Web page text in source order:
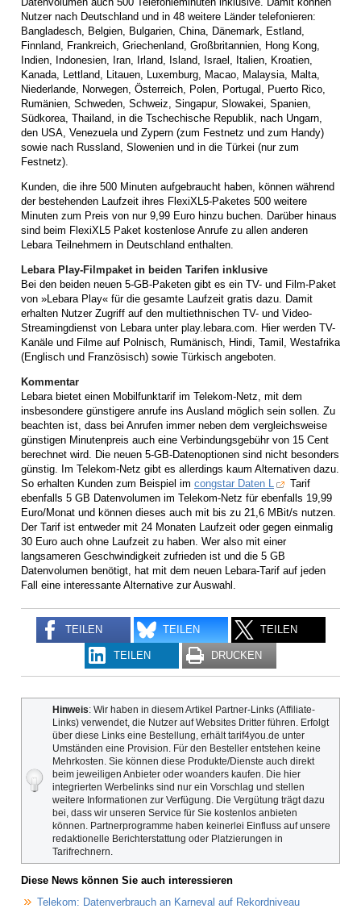
Nutzer nach Deutschland und in 48 weitere Länder telefonieren:
Bangladesch, Belgien, Bulgarien, China, Dänemark, Estland,
Finnland, Frankreich, Griechenland, Großbritannien, Hong Kong,
Indien, Indonesien, Iran, Irland, Island, Israel, Italien, Kroatien,
Kanada, Lettland, Litauen, Luxemburg, Macao, Malaysia, Malta,
Niederlande, Norwegen, Österreich, Polen, Portugal, Puerto Rico,
Rumänien, Schweden, Schweiz, Singapur, Slowakei, Spanien,
Südkorea, Thailand, in die Tschechische Republik, nach Ungarn,
den USA, Venezuela und Zypern (zum Festnetz und zum Handy)
sowie nach Russland, Slowenien und in die Türkei (nur zum
Festnetz).
Kunden, die ihre 500 Minuten aufgebraucht haben, können während
der bestehenden Laufzeit ihres FlexiXL5-Paketes 500 weitere
Minuten zum Preis von nur 9,99 Euro hinzu buchen. Darüber hinaus
sind beim FlexiXL5 Paket kostenlose Anrufe zu allen anderen
Lebara Teilnehmern in Deutschland enthalten.
Lebara Play-Filmpaket in beiden Tarifen inklusive
Bei den beiden neuen 5-GB-Paketen gibt es ein TV- und Film-Paket
von »Lebara Play« für die gesamte Laufzeit gratis dazu. Damit
erhalten Nutzer Zugriff auf den multiethnischen TV- und Video-
Streamingdienst von Lebara unter play.lebara.com. Hier werden TV-
Kanäle und Filme auf Polnisch, Rumänisch, Hindi, Tamil, Westafrika
(Englisch und Französisch) sowie Türkisch angeboten.
Kommentar
Lebara bietet einen Mobilfunktarif im Telekom-Netz, mit dem
insbesondere günstigere anrufe ins Ausland möglich sein sollen. Zu
beachten ist, dass bei Anrufen immer neben dem vergleichsweise
günstigen Minutenpreis auch eine Verbindungsgebühr von 15 Cent
berechnet wird. Die neuen 5-GB-Datenoptionen sind nicht besonders
günstig. Im Telekom-Netz gibt es allerdings kaum Alternativen dazu.
So erhalten Kunden zum Beispiel im congstar Daten L
Tarif
ebenfalls 5 GB Datenvolumen im Telekom-Netz für ebenfalls 19,99
Euro/Monat und können dieses auch mit bis zu 21,6 MBit/s nutzen.
Der Tarif ist entweder mit 24 Monaten Laufzeit oder gegen einmalig
30 Euro auch ohne Laufzeit zu haben. Wer also mit einer
langsameren Geschwindigkeit zufrieden ist und die 5 GB
Datenvolumen benötigt, hat mit dem neuen Lebara-Tarif auf jeden
Fall eine interessante Alternative zur Auswahl.
TEILEN TEILEN TEILEN
TEILEN DRUCKEN
Hinweis: Wir haben in diesem Artikel Partner-Links (Affiliate-
Links) verwendet, die Nutzer auf Websites Dritter führen. Erfolgt
über diese Links eine Bestellung, erhält tarif4you.de unter
Umständen eine Provision. Für den Besteller entstehen keine
Mehrkosten. Sie können diese Produkte/Dienste auch direkt
beim jeweiligen Anbieter oder woanders kaufen. Die hier
integrierten Werbelinks sind nur ein Vorschlag und stellen
weitere Informationen zur Verfügung. Die Vergütung trägt dazu
bei, dass wir unseren Service für Sie kostenlos anbieten
können. Partnerprogramme haben keinerlei Einfluss auf unsere
redaktionelle Berichterstattung oder Platzierungen in
Tarifrechnern.
Diese News können Sie auch interessieren
Telekom: Datenverbrauch an Karneval auf Rekordniveau